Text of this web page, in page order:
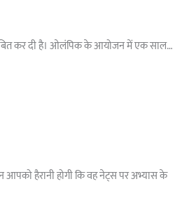
कर दी है। ओलंपिक के आयोजन में एक साल…
आपको हैरानी होगी कि वह नेट्स पर अभ्यास के